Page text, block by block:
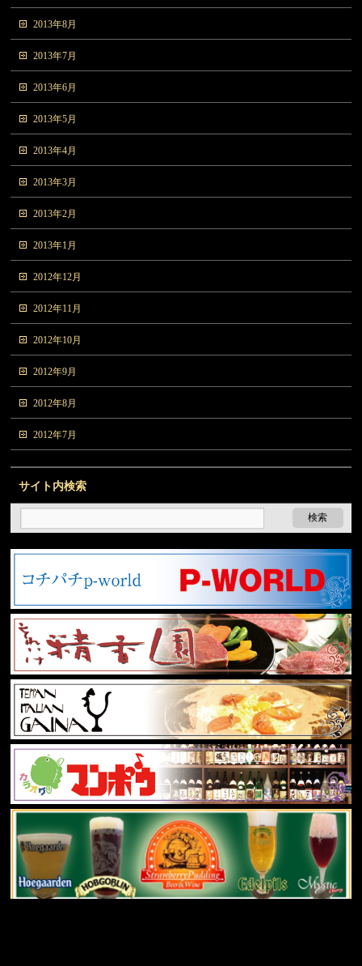
2013年8月
2013年7月
2013年6月
2013年5月
2013年4月
2013年3月
2013年2月
2013年1月
2012年12月
2012年11月
2012年10月
2012年9月
2012年8月
2012年7月
サイト内検索